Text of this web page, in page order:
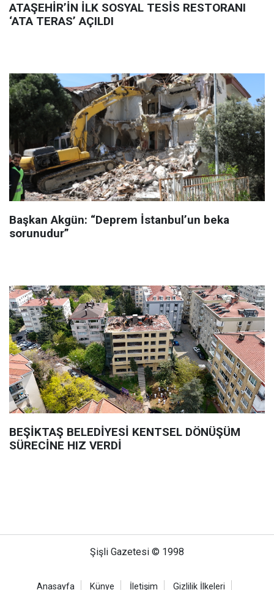
ATAŞEHİR’İN İLK SOSYAL TESİS RESTORANI
‘ATA TERAS’ AÇILDI
Başkan Akgün: “Deprem İstanbul’un beka
sorunudur”
BEŞİKTAŞ BELEDİYESİ KENTSEL DÖNÜŞÜM
SÜRECİNE HIZ VERDİ
Şişli Gazetesi © 1998
Anasayfa Künye İletişim Gizlilik İlkeleri